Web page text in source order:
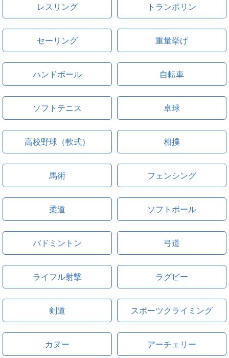
レスリング トランポリン
セーリング 重量挙げ
ハンドボール 自転車
ソフトテニス 卓球
高校野球（軟式） 相撲
馬術 フェンシング
柔道 ソフトボール
バドミントン 弓道
ライフル射撃 ラグビー
剣道 スポーツクライミング
カヌー アーチェリー